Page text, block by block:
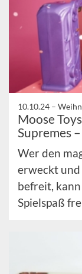
10.10.24 –
Moose
Supremes
Wer den
erweckt und
befreit,
Spielspaß